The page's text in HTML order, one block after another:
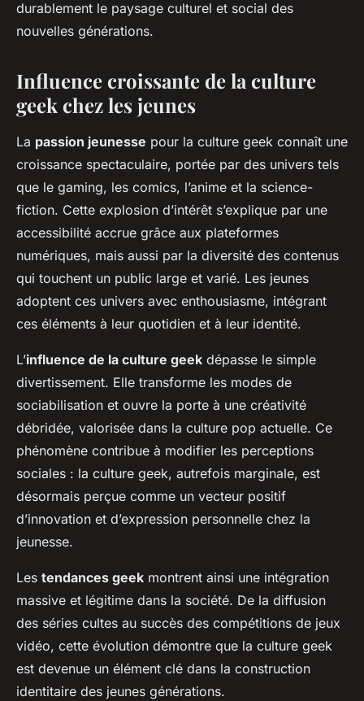
durablement le paysage culturel et social des
nouvelles générations.
Influence croissante de la culture
geek chez les jeunes
La passion jeunesse pour la culture geek connaît une
croissance spectaculaire, portée par des univers tels
que le gaming, les comics, l’anime et la science-
fiction. Cette explosion d’intérêt s’explique par une
accessibilité accrue grâce aux plateformes
numériques, mais aussi par la diversité des contenus
qui touchent un public large et varié. Les jeunes
adoptent ces univers avec enthousiasme, intégrant
ces éléments à leur quotidien et à leur identité.
L’influence de la culture geek dépasse le simple
divertissement. Elle transforme les modes de
sociabilisation et ouvre la porte à une créativité
débridée, valorisée dans la culture pop actuelle. Ce
phénomène contribue à modifier les perceptions
sociales : la culture geek, autrefois marginale, est
désormais perçue comme un vecteur positif
d’innovation et d’expression personnelle chez la
jeunesse.
Les tendances geek montrent ainsi une intégration
massive et légitime dans la société. De la diffusion
des séries cultes au succès des compétitions de jeux
vidéo, cette évolution démontre que la culture geek
est devenue un élément clé dans la construction
identitaire des jeunes générations.